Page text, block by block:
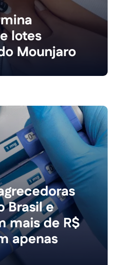
lotes
Mounjaro
Brasil e
mais de R$
apenas